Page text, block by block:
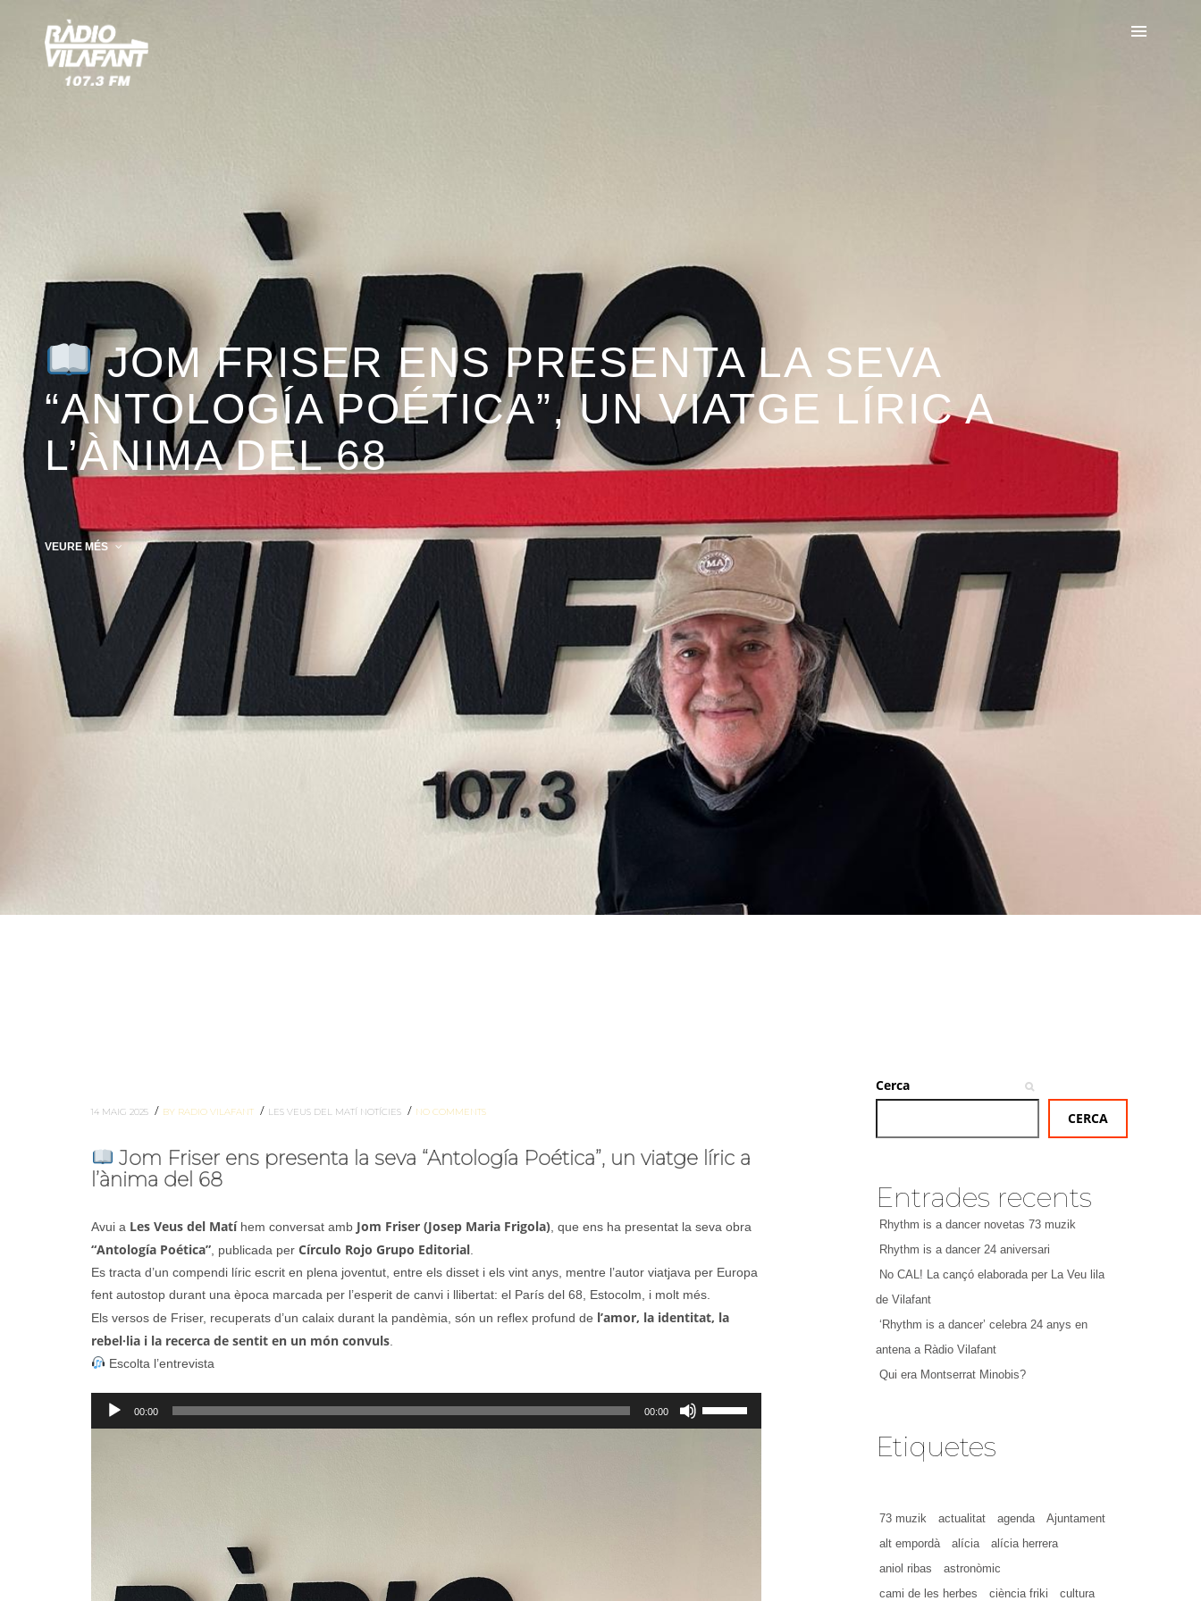
JOM FRISER ENS PRESENTA LA SEVA
“ANTOLOGÍA POÉTICA”, UN VIATGE LÍRIC A
L’ÀNIMA DEL 68
VEURE MÉS
14 MAIG 2025 / BY RADIO VILAFANT / LES VEUS DEL MATÍ NOTÍCIES / NO COMMENTS
Jom Friser ens presenta la seva “Antología Poética”, un viatge líric a
l’ànima del 68
Avui a Les Veus del Matíhem conversat amb Jom Friser (Josep Maria Frigola) , que ens ha presentat la seva obra
“Antología Poética” , publicada per Círculo Rojo Grupo Editorial
Es tracta d’un compendi líric escrit en plena joventut, entre els disset i els vint anys, mentre l’autor viatjava per Europa
fent autostop durant una època marcada per l’esperit de canvi i llibertat: el París del 68, Estocolm, i molt més.
Els versos de Friser, recuperats d’un calaix durant la pandèmia, són un reflex profund de l’amor, la identitat, la
rebel·lia i la recerca de sentit en un món convuls
Escolta l’entrevista
Reproductor
d'àudio
00:00 00:00
Cerca
CERCA
Entrades recents
Rhythm is a dancer novetas 73 muzik
Rhythm is a dancer 24 aniversari
No CAL! La cançó elaborada per La Veu lila
de Vilafant
‘Rhythm is a dancer’ celebra 24 anys en
antena a Ràdio Vilafant
Qui era Montserrat Minobis?
Etiquetes
73 muzik actualitat agenda
Ajuntament
alt empordà
alícia
alícia herrera
aniol ribas
astronòmic
cami de les herbes
ciència friki
cultura